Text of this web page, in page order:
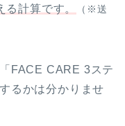
計算です。
（※送
FACE CARE 3ステ
るかは分かりませ